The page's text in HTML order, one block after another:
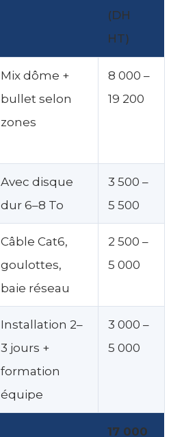
(DH
HT)
Mix dôme +
bullet selon
zones
8 000 –
19 200
Avec disque
dur 6–8 To
3 500 –
5 500
Câble Cat6,
goulottes,
baie réseau
2 500 –
5 000
Installation 2–
3 jours +
formation
équipe
3 000 –
5 000
17 000